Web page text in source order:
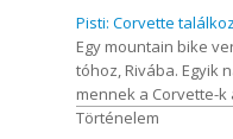
Pisti: Corvette
Egy mountain bike
tóhoz, Rivába. Egyik
mennek a Corvette-k
Történelem